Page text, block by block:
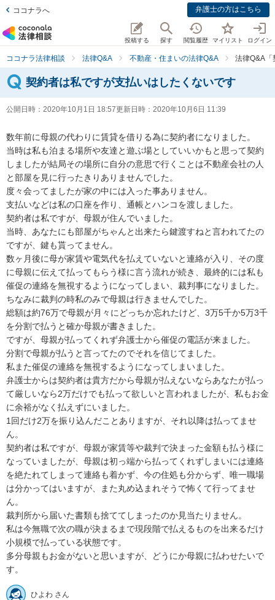
ココナラへ 弁護士の方はこちら
投稿する 探す 閲覧履歴 マイリスト ログイン
ココナラ法律相談 法律Q&A 不動産・住まいの法律Q&A 法律Q&A「
契約者は私ですが支払いはしたくないです
公開日時： 2020年10月1日 18:57更新日時： 2020年10月6日 11:39
数年前に母親の代わりに賃貸を借りる為に契約者になりました。
当時は私も泊まる場所や友達と遊ぶ場としていいかもと思って契約
しましたが結局その場所に自分の意思で行くことは不動産会社の人
と部屋を見に行ったきりありませんでした。
度々会ってましたが家の中には入った事ありません。
支払いなどは私の口座を作り、通帳とハンコを渡しました。
契約者は私ですが、母親が住んでいました。
当時、あなたにも部屋がちゃんと出来たら鍵渡すねと言われてたの
ですが、鍵も貰ってません。
数ヶ月後に母が家賃や電気代を払えていないと連絡が入り、その度
に母親に伝えて払ってもらう様に言う流れが続き、最終的には私も
催促の連絡を無視するようになってしまい、裁判事になりました。
ちなみに裁判の時私のみで母親は行きませんでした。
総額は約76万で母親が月々にどっちか忘れたけど、3万5千か5万3千
を分割で払うと確か母親が書きました。
ですが、母親が払ってくれず弁護士から催促の電話が来ました。
分割で母親が払うと言ってたのでそれを信じてました。
私また催促の連絡を無視するようになってしまいました。
弁護士からは契約者は貴方だから母親が払えないならあなたが払っ
て厳しいなら2万だけでも払って欲しいと言われましたが、私もお金
に余裕がなく払えずにいました。
1回だけ2万を振り込んだことありますが、それ以降は払ってませ
ん。
契約者は私ですが、母親が家賃等や裁判で決まった金額も払う様に
なっていましたが、母親は初っ端から払ってくれずしまいには連絡
を絶たれてしまって連絡も着かず、今の住処も分からず、唯一職場
は分かってはいますが、また丸め込まれそうで怖くて行ってませ
ん。
裁判所から届いた書類も捨ててしまったのか見当たりません。
私は今無職で次の職が決まるまで現段階で払えるものを出来るだけ
小規模で払っている状態です。
多分母親もお金がないと思いますが、どうにか母親に払わせたいで
す。
ひよわ さん